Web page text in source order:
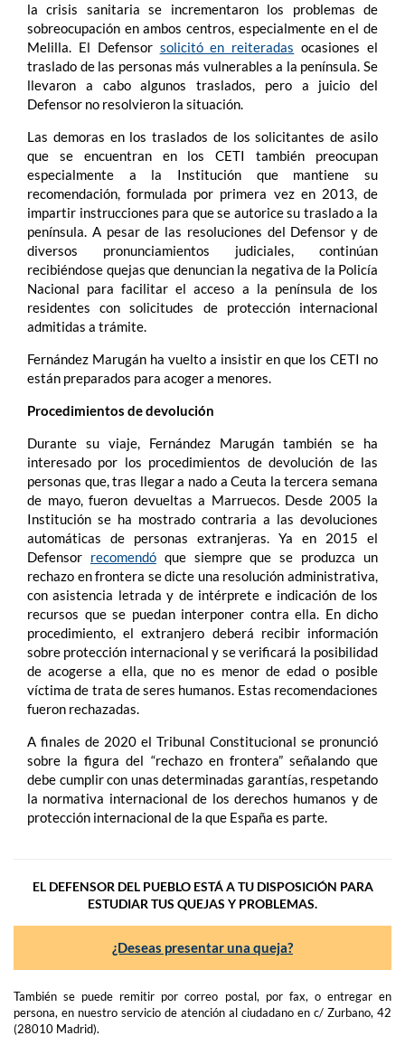
la crisis sanitaria se incrementaron los problemas de
sobreocupación en ambos centros, especialmente en el de
Melilla. El Defensor solicitó en reiteradas ocasiones el
traslado de las personas más vulnerables a la península. Se
llevaron a cabo algunos traslados, pero a juicio del
Defensor no resolvieron la situación.
Las demoras en los traslados de los solicitantes de asilo
que se encuentran en los CETI también preocupan
especialmente a la Institución que mantiene su
recomendación, formulada por primera vez en 2013, de
impartir instrucciones para que se autorice su traslado a la
península. A pesar de las resoluciones del Defensor y de
diversos pronunciamientos judiciales, continúan
recibiéndose quejas que denuncian la negativa de la Policía
Nacional para facilitar el acceso a la península de los
residentes con solicitudes de protección internacional
admitidas a trámite.
Fernández Marugán ha vuelto a insistir en que los CETI no
están preparados para acoger a menores.
Procedimientos de devolución
Durante su viaje, Fernández Marugán también se ha
interesado por los procedimientos de devolución de las
personas que, tras llegar a nado a Ceuta la tercera semana
de mayo, fueron devueltas a Marruecos. Desde 2005 la
Institución se ha mostrado contraria a las devoluciones
automáticas de personas extranjeras. Ya en 2015 el
Defensor recomendóque siempre que se produzca un
rechazo en frontera se dicte una resolución administrativa,
con asistencia letrada y de intérprete e indicación de los
recursos que se puedan interponer contra ella. En dicho
procedimiento, el extranjero deberá recibir información
sobre protección internacional y se verificará la posibilidad
de acogerse a ella, que no es menor de edad o posible
víctima de trata de seres humanos. Estas recomendaciones
fueron rechazadas.
A finales de 2020 el Tribunal Constitucional se pronunció
sobre la figura del “rechazo en frontera” señalando que
debe cumplir con unas determinadas garantías, respetando
la normativa internacional de los derechos humanos y de
protección internacional de la que España es parte.
EL DEFENSOR DEL PUEBLO ESTÁ A TU DISPOSICIÓN PARA
ESTUDIAR TUS QUEJAS Y PROBLEMAS.
¿Deseas presentar una queja?
También se puede remitir por correo postal, por fax, o entregar en
persona, en nuestro servicio de atención al ciudadano en c/ Zurbano, 42
(28010 Madrid).